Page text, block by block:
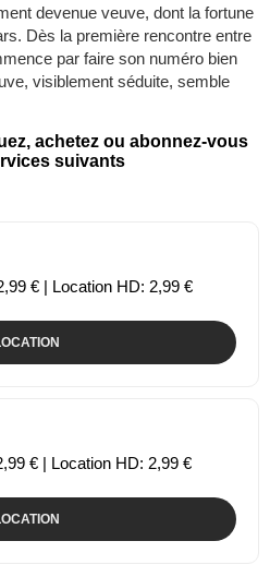
devenue veuve, dont la fortune
Dès la première rencontre entre
par faire son numéro bien
visiblement séduite, semble
achetez ou abonnez-vous
suivants
€ | Location HD: 2,99 €
€ | Location HD: 2,99 €